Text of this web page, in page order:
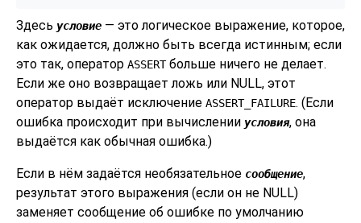
Здесь условие — это логическое выражение, которое,
как ожидается, должно быть всегда истинным; если
это так, оператор ASSERTбольше ничего не делает.
Если же оно возвращает ложь или NULL, этот
оператор выдаёт исключение ASSERT_FAILURE. (Если
ошибка происходит при вычислении условия, она
выдаётся как обычная ошибка.)
Если в нём задаётся необязательное сообщение,
результат этого выражения (если он не NULL)
заменяет сообщение об ошибке по умолчанию